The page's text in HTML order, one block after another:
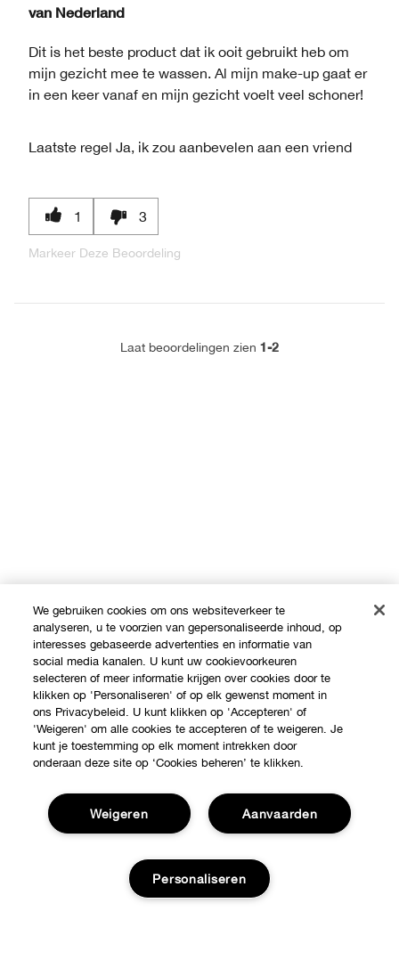
van Nederland
Dit is het beste product dat ik ooit gebruikt heb om
mijn gezicht mee te wassen. Al mijn make-up gaat er
in een keer vanaf en mijn gezicht voelt veel schoner!
Laatste regel Ja, ik zou aanbevelen aan een vriend
1 3
Markeer Deze Beoordeling
Laat beoordelingen zien 1-2
We gebruiken cookies om ons websiteverkeer te
analyseren, u te voorzien van gepersonaliseerde inhoud, op
interesses gebaseerde advertenties en informatie van
social media kanalen. U kunt uw cookievoorkeuren
selecteren of meer informatie krijgen over cookies door te
klikken op 'Personaliseren' of op elk gewenst moment in
ons Privacybeleid. U kunt klikken op 'Accepteren' of
'Weigeren' om alle cookies te accepteren of te weigeren. Je
kunt je toestemming op elk moment intrekken door
onderaan deze site op ‘Cookies beheren’ te klikken.
Aanvaarden
Weigeren
Personaliseren